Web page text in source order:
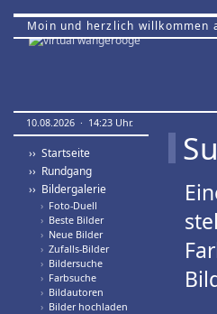
Moin und herzlich willkommen
10.08.2026 · 14:23 Uhr.
›› Startseite
›› Rundgang
›› Bildergalerie
› Foto-Duell
› Beste Bilder
› Neue Bilder
› Zufalls-Bilder
› Bildersuche
› Farbsuche
› Bildautoren
› Bilder hochladen